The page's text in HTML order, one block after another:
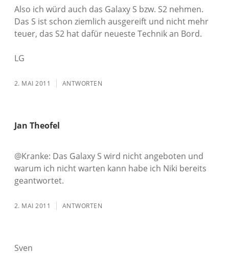
Also ich würd auch das Galaxy S bzw. S2 nehmen.
Das S ist schon ziemlich ausgereift und nicht mehr
teuer, das S2 hat dafür neueste Technik an Bord.
LG
2. MAI 2011 ANTWORTEN
Jan Theofel
@Kranke: Das Galaxy S wird nicht angeboten und
warum ich nicht warten kann habe ich Niki bereits
geantwortet.
2. MAI 2011 ANTWORTEN
Sven